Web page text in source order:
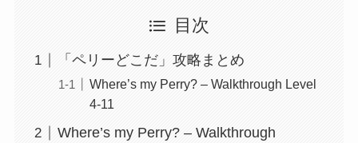
目次
「ペリーどこだ」攻略まとめ
Where’s my Perry? – Walkthrough Level
4-11
Where’s my Perry? – Walkthrough